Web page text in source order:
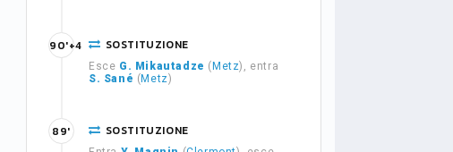
SOSTITUZIONE
Esce G. Mikautadze ( Metz), entra
S. Sané ( Metz)
90'+4
SOSTITUZIONE
89'